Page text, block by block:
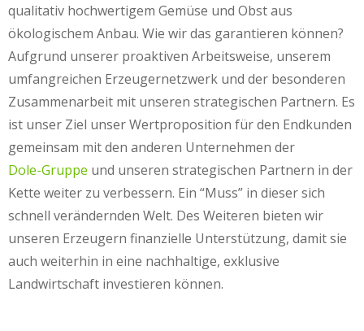
qualitativ hochwertigem Gemüse und Obst aus
ökologischem Anbau. Wie wir das garantieren können?
Aufgrund unserer proaktiven Arbeitsweise, unserem
umfangreichen Erzeugernetzwerk und der besonderen
Zusammenarbeit mit unseren strategischen Partnern. Es
ist unser Ziel unser Wertproposition für den Endkunden
gemeinsam mit den anderen Unternehmen der
Dole-Gruppe und unseren strategischen Partnern in der
Kette weiter zu verbessern. Ein “Muss” in dieser sich
schnell verändernden Welt. Des Weiteren bieten wir
unseren Erzeugern finanzielle Unterstützung, damit sie
auch weiterhin in eine nachhaltige, exklusive
Landwirtschaft investieren können.